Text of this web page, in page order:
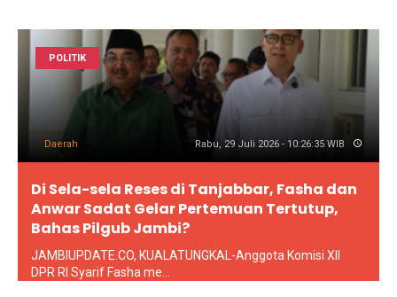
POLITIK
Daerah Rabu, 29 Juli 2026 - 10:26:35 WIB
Di Sela-sela Reses di Tanjabbar, Fasha dan
Anwar Sadat Gelar Pertemuan Tertutup,
Bahas Pilgub Jambi?
JAMBIUPDATE.CO, KUALATUNGKAL-Anggota Komisi XII
DPR RI Syarif Fasha me...